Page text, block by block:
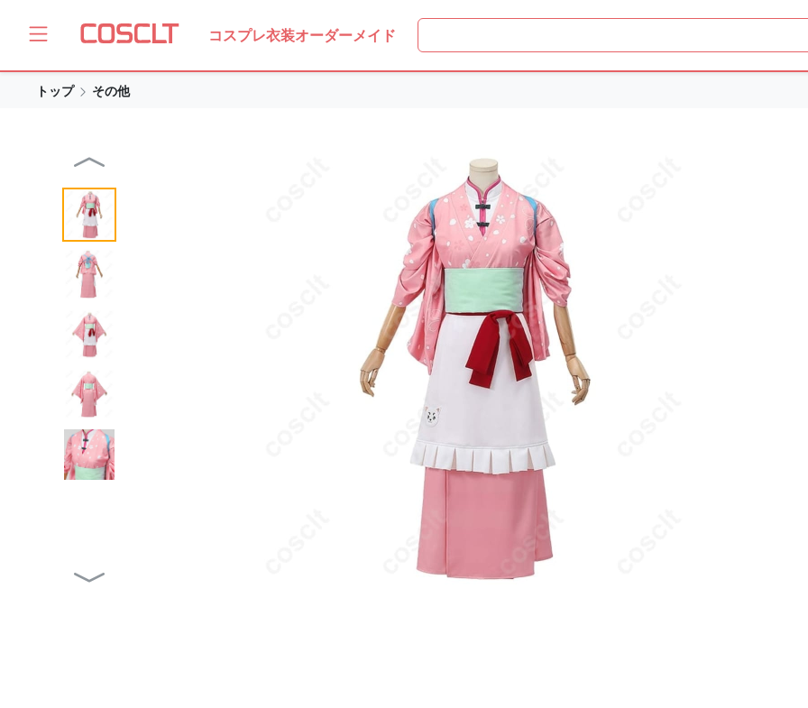
コスプレ衣装オーダーメイド
トップ その他